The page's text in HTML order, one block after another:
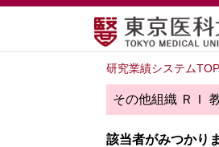
研究業績システムTOP
その他組織 ＲＩ
該当者がみつかり